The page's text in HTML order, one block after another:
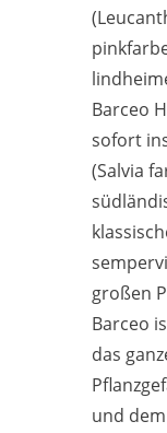
Barceo
sofort
(Salvia
großen
Barceo
das
und